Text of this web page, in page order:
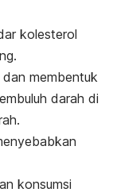
kolesterol
membentuk
darah di
konsumsi